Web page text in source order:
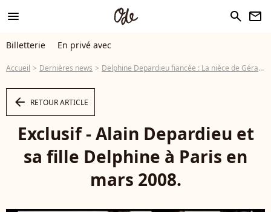
menu search newsletter
Billetterie En privé avec
Accueil Dernières news Delphine Depardieu fiancée : La nièce de Gérard parle mariage et famille
arrow_left RETOUR ARTICLE
Exclusif - Alain Depardieu et
sa fille Delphine à Paris en
mars 2008.